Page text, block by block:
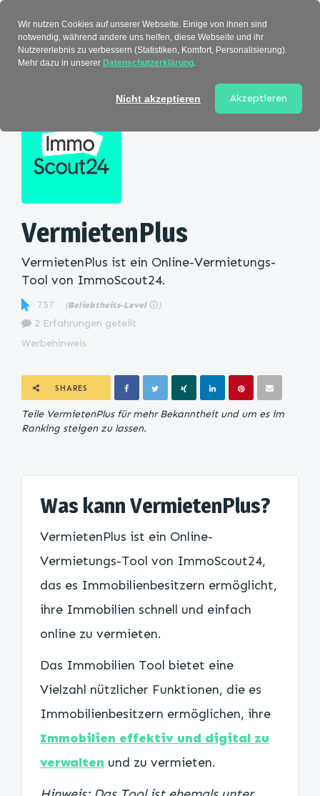
VermietenPlus
VermietenPlus ist ein Online-Vermietungs-
Tool von ImmoScout24.
757 (Beliebtheits-Level ⓘ )
2 Erfahrungen geteilt
Werbehinweis
SHARES
Teile VermietenPlus für mehr Bekanntheit und um es im
Ranking steigen zu lassen.
Was kann VermietenPlus?
VermietenPlus ist ein Online-
Vermietungs-Tool von ImmoScout24,
das es Immobilienbesitzern ermöglicht,
ihre Immobilien schnell und einfach
online zu vermieten.
Das Immobilien Tool bietet eine
Vielzahl nützlicher Funktionen, die es
Immobilienbesitzern ermöglichen, ihre
Immobilien effektiv und digital zu
verwalten und zu vermieten.
Wir nutzen Cookies auf unserer Webseite. Einige von ihnen sind
notwendig, während andere uns helfen, diese Webseite und ihr
Nutzererlebnis zu verbessern (Statistiken, Komfort, Personalisierung).
Mehr dazu in unserer Datenschutzerklärung.
Nicht akzeptieren Akzeptieren